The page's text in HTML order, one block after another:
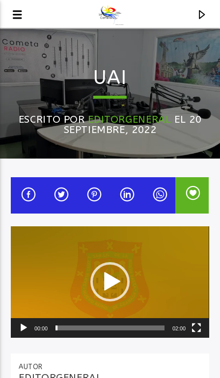
AUDIO EN VIVO
LA COMETA, SEÑALES A CIELO ABIERTO
Audio en Vivo
UAI
ESCRITO POREDITORGENERAL EL 20
SEPTIEMBRE, 2022
00:00 02:00
AUTOR